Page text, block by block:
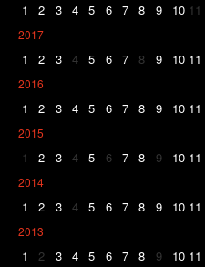
1 2 3 4 5 6 7 8 9 10 11
2017
1 2 3 4 5 6 7 8 9 10 11
2016
1 2 3 4 5 6 7 8 9 10 11
2015
1 2 3 4 5 6 7 8 9 10 11
2014
1 2 3 4 5 6 7 8 9 10 11
2013
1 2 3 4 5 6 7 8 9 10 11